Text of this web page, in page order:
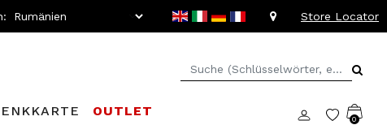
Store Locator
OUTLET
0